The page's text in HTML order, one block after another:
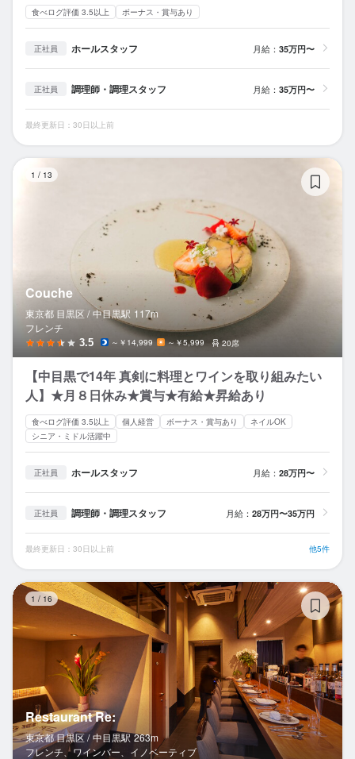
食べログ評価 3.5以上 ボーナス・賞与あり
正社員 ホールスタッフ 月給： 35万円〜
正社員 調理師・調理スタッフ 月給： 35万円〜
最終更新日：30日以上前
1 / 13
Couche
東京都 目黒区 / 中目黒駅 117m
フレンチ
3.5 ～￥14,999 ～￥5,999 20席
【中目黒で14年 真剣に料理とワインを取り組みたい
人】★月８日休み★賞与★有給★昇給あり
食べログ評価 3.5以上 個人経営 ボーナス・賞与あり
ネイルOK
シニア・ミドル活躍中
正社員 ホールスタッフ 月給： 28万円〜
正社員 調理師・調理スタッフ 月給： 28万円〜35万円
最終更新日：30日以上前 他5件
1 / 16
Restaurant Re:
東京都 目黒区 / 中目黒駅 263m
フレンチ、ワインバー、イノベーティブ